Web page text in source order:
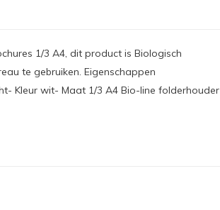
1/3 A4, dit product is Biologisch
te gebruiken. Eigenschappen
Kleur wit- Maat 1/3 A4 Bio-line folderhouder